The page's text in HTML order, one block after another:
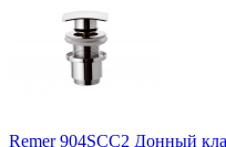
Remer 904SCC2 Донный